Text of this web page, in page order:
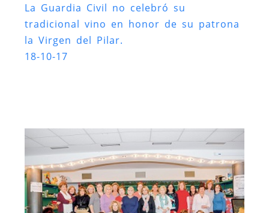
La Guardia Civil no celebró su
tradicional vino en honor de su patrona
la Virgen del Pilar.
18-10-17